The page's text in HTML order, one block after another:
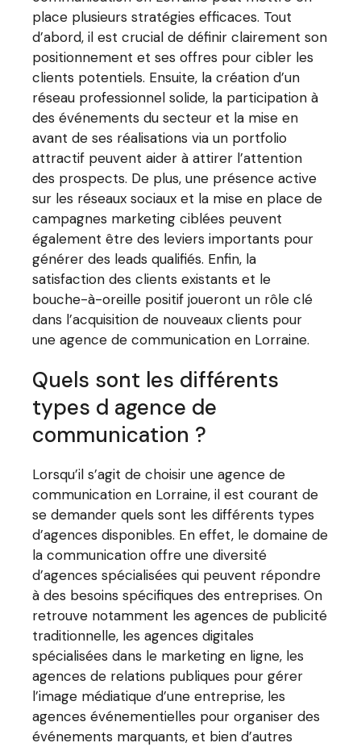
place plusieurs stratégies efficaces. Tout
d’abord, il est crucial de définir clairement son
positionnement et ses offres pour cibler les
clients potentiels. Ensuite, la création d’un
réseau professionnel solide, la participation à
des événements du secteur et la mise en
avant de ses réalisations via un portfolio
attractif peuvent aider à attirer l’attention
des prospects. De plus, une présence active
sur les réseaux sociaux et la mise en place de
campagnes marketing ciblées peuvent
également être des leviers importants pour
générer des leads qualifiés. Enfin, la
satisfaction des clients existants et le
bouche-à-oreille positif joueront un rôle clé
dans l’acquisition de nouveaux clients pour
une agence de communication en Lorraine.
Quels sont les différents
types d agence de
communication ?
Lorsqu’il s’agit de choisir une agence de
communication en Lorraine, il est courant de
se demander quels sont les différents types
d’agences disponibles. En effet, le domaine de
la communication offre une diversité
d’agences spécialisées qui peuvent répondre
à des besoins spécifiques des entreprises. On
retrouve notamment les agences de publicité
traditionnelle, les agences digitales
spécialisées dans le marketing en ligne, les
agences de relations publiques pour gérer
l’image médiatique d’une entreprise, les
agences événementielles pour organiser des
événements marquants, et bien d’autres